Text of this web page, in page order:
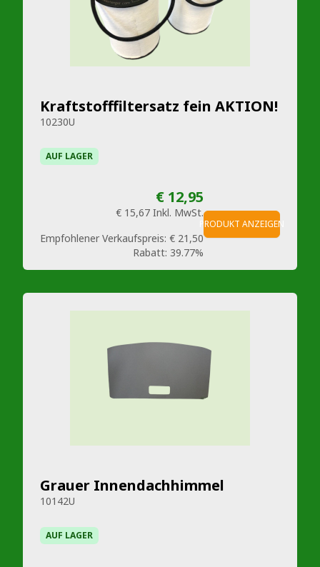
Kraftstofffiltersatz fein AKTION!
10230U
AUF LAGER
€ 12,95
€ 15,67 Inkl. MwSt.
Empfohlener Verkaufspreis: € 21,50
Rabatt: 39.77%
PRODUKT ANZEIGEN
Grauer Innendachhimmel
10142U
AUF LAGER